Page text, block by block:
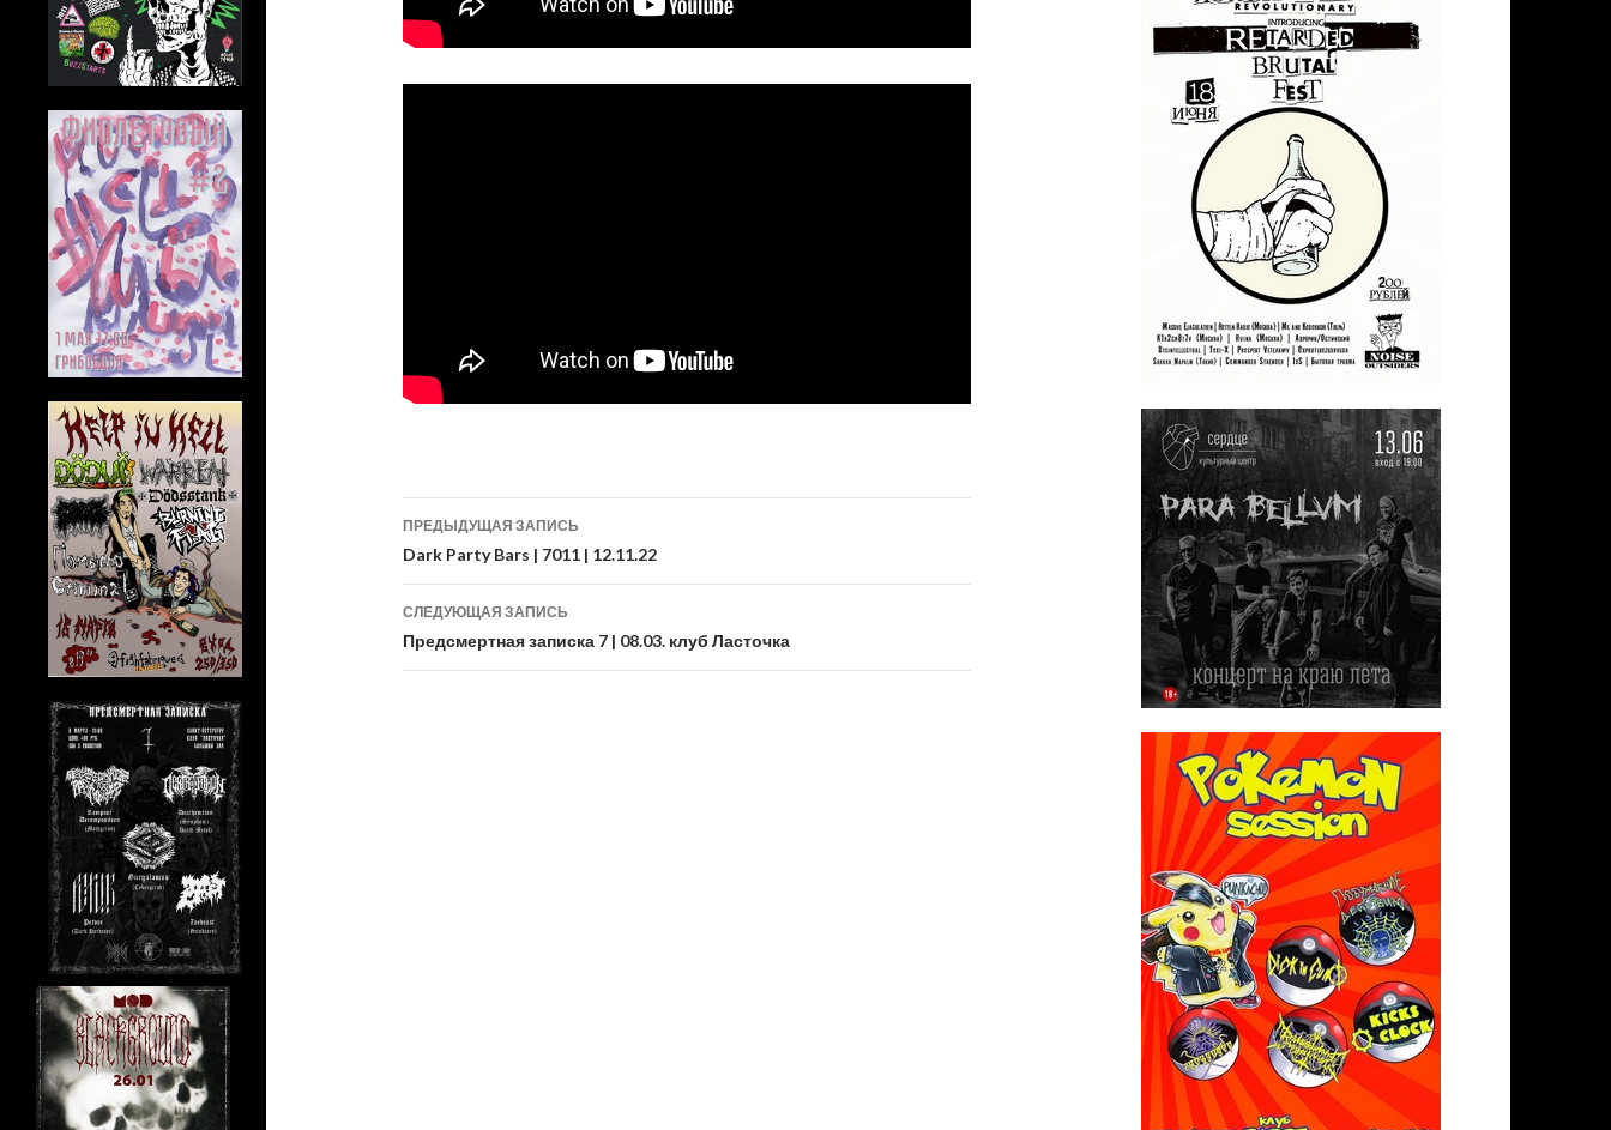
Навигация
по
записям
ПРЕДЫДУЩАЯ ЗАПИСЬ
Dark Party Bars | 7011 | 12.11.22
СЛЕДУЮЩАЯ ЗАПИСЬ
Предсмертная записка 7 | 08.03. клуб Ласточка